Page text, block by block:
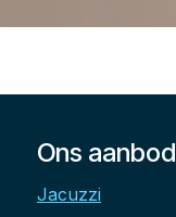
Ons aanbod
Jacuzzi